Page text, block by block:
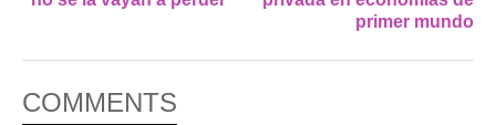
primer mundo
COMMENTS